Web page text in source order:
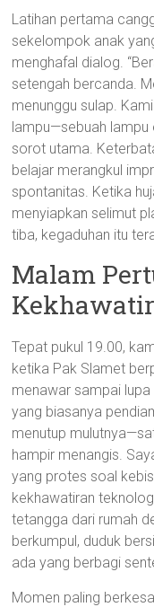
Latihan pertama
sekelompok anak
menghafal dialog.
setengah bercanda.
menunggu sulap.
lampu—sebuah lampu
sorot utama.
belajar merangkul
spontanitas. Ketika
menyiapkan selimut
tiba, kegaduhan itu
Malam
Tepat pukul 19.00,
ketika Pak Slamet
menawar sampai
yang biasanya
menutup
hampir menangis.
yang protes soal
kekhawatiran
tetangga dari rumah
berkumpul, duduk
ada yang berbagi
Momen paling